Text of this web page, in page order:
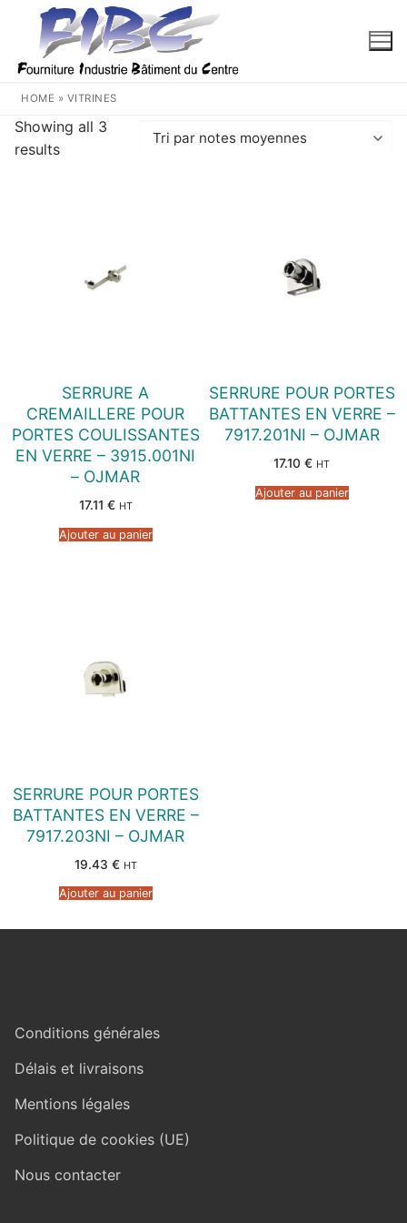
contenu
HOME » VITRINES
Showing all 3
results
Trié
SERRURE A
CREMAILLERE POUR
PORTES COULISSANTES
EN VERRE – 3915.001NI
– OJMAR
17.11 € HT
Ajouter au panier
SERRURE POUR PORTES
BATTANTES EN VERRE –
7917.201NI – OJMAR
17.10 € HT
Ajouter au panier
SERRURE POUR PORTES
BATTANTES EN VERRE –
7917.203NI – OJMAR
19.43 € HT
Ajouter au panier
Conditions générales
Délais et livraisons
Mentions légales
Politique de cookies (UE)
Nous contacter